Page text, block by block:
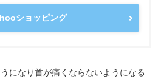
ショッピング
になり首が痛くならないようになる